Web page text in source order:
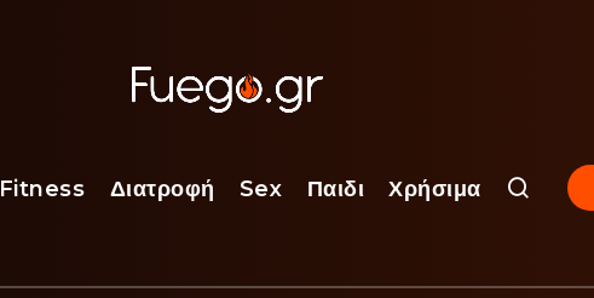
Fitness Διατροφή Sex Παιδι Χρήσιμα